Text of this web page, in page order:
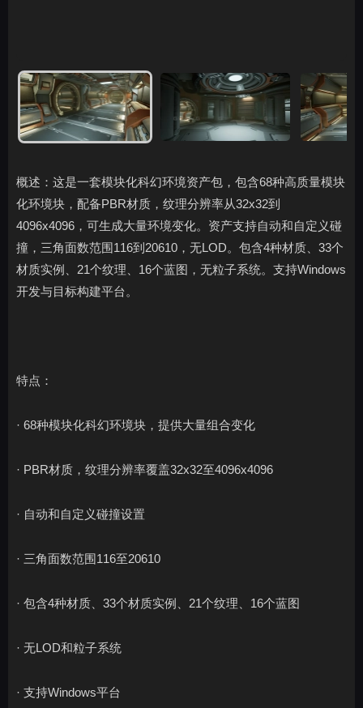
概述：这是一套模块化科幻环境资产包，包含68种高质量模块
化环境块，配备PBR材质，纹理分辨率从32x32到
4096x4096，可生成大量环境变化。资产支持自动和自定义碰
撞，三角面数范围116到20610，无LOD。包含4种材质、33个
材质实例、21个纹理、16个蓝图，无粒子系统。支持Windows
开发与目标构建平台。
特点：
· 68种模块化科幻环境块，提供大量组合变化
· PBR材质，纹理分辨率覆盖32x32至4096x4096
· 自动和自定义碰撞设置
· 三角面数范围116至20610
· 包含4种材质、33个材质实例、21个纹理、16个蓝图
· 无LOD和粒子系统
· 支持Windows平台